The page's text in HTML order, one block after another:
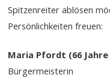
Spitzenreiter ablösen
Persönlichkeiten freuen:
Maria Pfordt (66
Bürgermeisterin